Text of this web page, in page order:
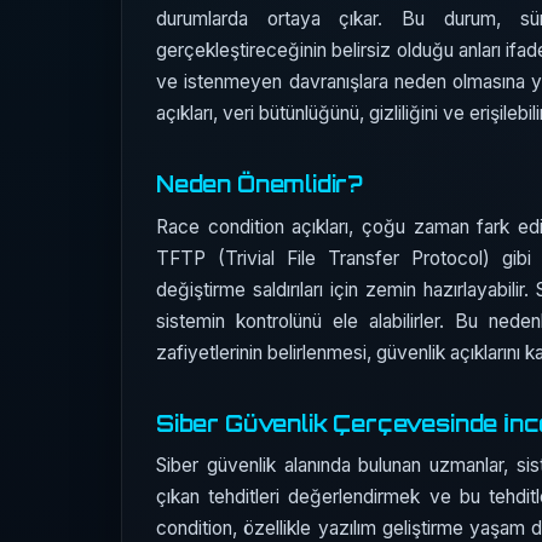
durumlarda ortaya çıkar. Bu durum,
gerçekleştireceğinin belirsiz olduğu anları
ve istenmeyen davranışlara neden
açıkları, veri bütünlüğünü, gizliliğini ve
Neden Önemlidir?
Race condition açıkları, çoğu zaman fark
TFTP (Trivial File Transfer Protocol) gibi
değiştirme saldırıları için zemin
sistemin kontrolünü ele alabilirler. Bu
zafiyetlerinin belirlenmesi, güvenlik açıklarını
Siber Güvenlik Çerçevesinde
Siber güvenlik alanında bulunan uzmanlar,
çıkan tehditleri değerlendirmek ve bu
condition, özellikle yazılım geliştirme